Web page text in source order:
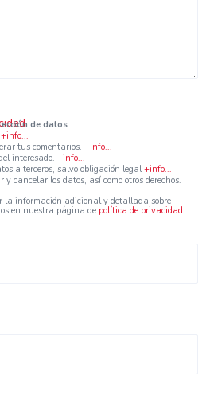
. de datos
+info...
tus comentarios. +info...
interesado. +info...
a terceros, salvo obligación legal+info...
y cancelar los datos, así como otros derechos.
la información adicional y detallada sobre
en nuestra página de política de privacidad.